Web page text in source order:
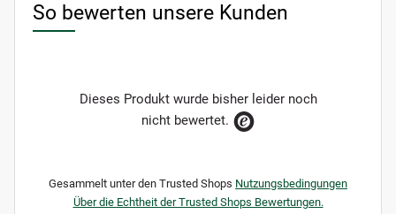
So bewerten unsere Kunden
Dieses Produkt wurde bisher leider noch
nicht bewertet.
Gesammelt unter den Trusted Shops Nutzungsbedingungen
Über die Echtheit der Trusted Shops Bewertungen.